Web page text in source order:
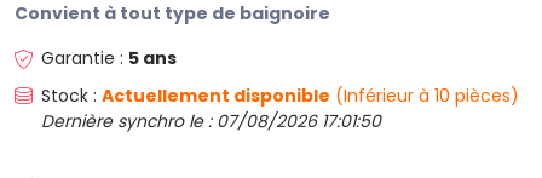
Convient à tout type de baignoire
Garantie : 5 ans
Stock : Actuellement disponible (Inférieur à 10 pièces)
Dernière synchro le : 07/08/2026 17:01:50